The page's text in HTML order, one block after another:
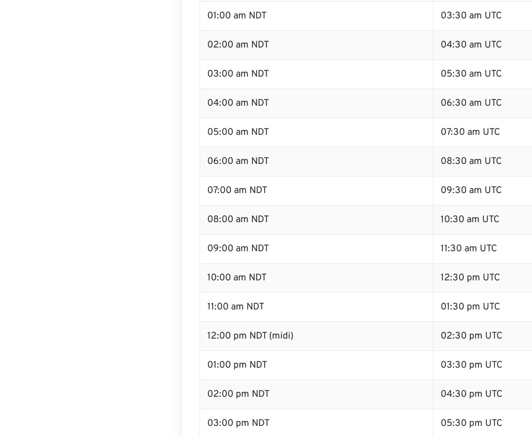
01:00 am NDT 03:30 am UTC
02:00 am NDT 04:30 am UTC
03:00 am NDT 05:30 am UTC
04:00 am NDT 06:30 am UTC
05:00 am NDT 07:30 am UTC
06:00 am NDT 08:30 am UTC
07:00 am NDT 09:30 am UTC
08:00 am NDT 10:30 am UTC
09:00 am NDT 11:30 am UTC
10:00 am NDT 12:30 pm UTC
11:00 am NDT 01:30 pm UTC
12:00 pm NDT (midi) 02:30 pm UTC
01:00 pm NDT 03:30 pm UTC
02:00 pm NDT 04:30 pm UTC
03:00 pm NDT 05:30 pm UTC